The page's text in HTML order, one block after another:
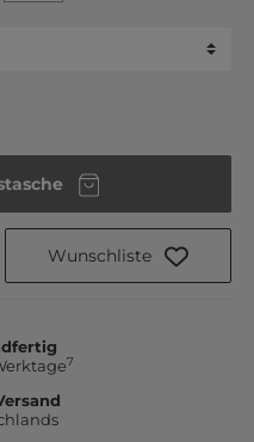
Wunschliste
7